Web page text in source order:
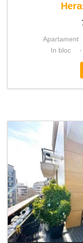
Apartament
In bloc